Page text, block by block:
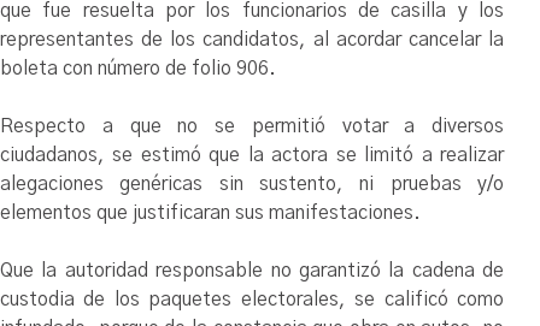
que fue resuelta por los funcionarios de casilla y los
representantes de los candidatos, al acordar cancelar la
boleta con número de folio 906.
Respecto a que no se permitió votar a diversos
ciudadanos, se estimó que la actora se limitó a realizar
alegaciones genéricas sin sustento, ni pruebas y/o
elementos que justificaran sus manifestaciones.
Que la autoridad responsable no garantizó la cadena de
custodia de los paquetes electorales, se calificó como